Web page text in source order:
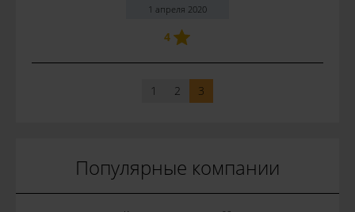
1 апреля 2020
4
1 2 3
Популярные компании